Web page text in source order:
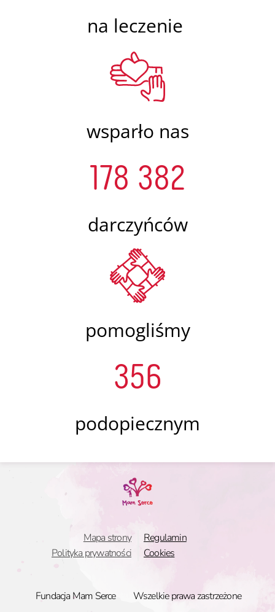
na leczenie
wsparło nas
178 382
darczyńców
pomogliśmy
356
podopiecznym
Mapa strony
Polityka prywatności
Regulamin
Cookies
Fundacja Mam Serce Wszelkie prawa zastrzeżone